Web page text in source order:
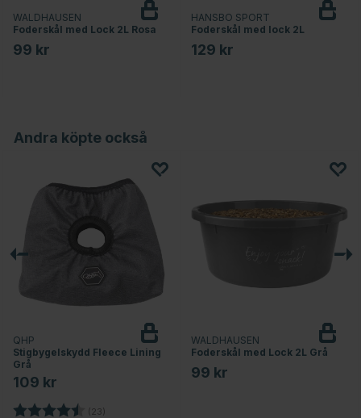
WALDHAUSEN
Foderskål med Lock 2L Rosa
99 kr
HANSBO SPORT
Foderskål med lock 2L
129 kr
Andra köpte också
QHP
Stigbygelskydd Fleece Lining
Grå
109 kr
Betyg: (23)
WALDHAUSEN
Foderskål med Lock 2L Grå
99 kr